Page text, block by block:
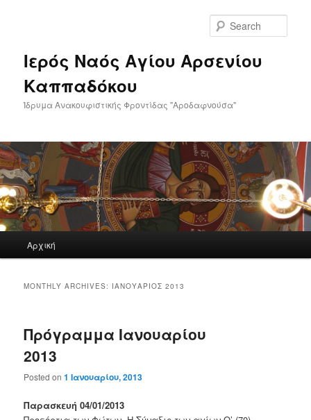
Ιερός Ναός Αγίου Αρσενίου
Καππαδόκου
Ίδρυμα Ανακουφιστικής Φροντίδας "Αροδαφνούσα"
Αρχική
MONTHLY ARCHIVES: ΙΑΝΟΥΆΡΙΟΣ 2013
Πρόγραμμα Ιανουαρίου
2013
Posted on1 Ιανουαρίου, 2013
Παρασκευή 04/01/2013